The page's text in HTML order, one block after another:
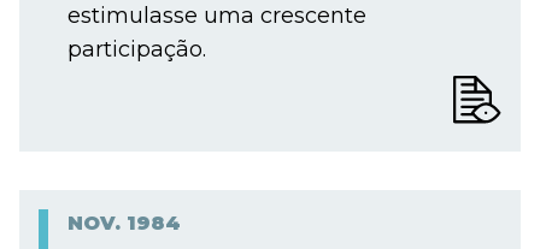
estimulasse uma crescente
participação.
NOV. 1984